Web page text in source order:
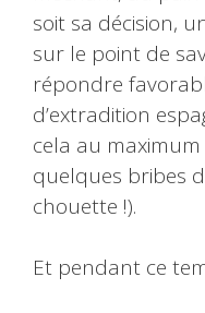
soit sa décision,
sur le point de
répondre
d’extradition
cela au
quelques bribes
chouette !).
Et pendant ce